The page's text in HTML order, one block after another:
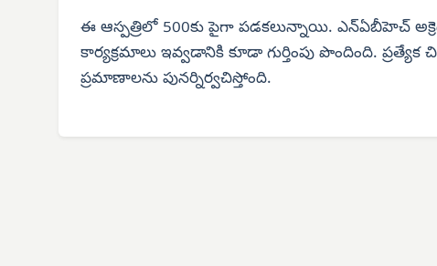
ఈ ఆస్పత్రిలో 500కు పైగా పడకలున్నాయి. ఎన్‌ఏబీహెచ్
కార్యక్రమాలు ఇవ్వడానికి కూడా గుర్తింపు పొందింది.
ప్రమాణాలను పునర్నిర్వచిస్తోంది.